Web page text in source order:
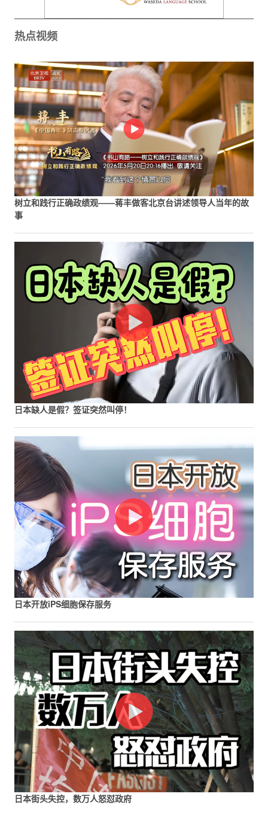
热点视频
树立和践行正确政绩观——蒋丰做客北京台讲述领导人当年的故
事
日本缺人是假？签证突然叫停！
日本开放iPS细胞保存服务
日本街头失控，数万人怒怼政府